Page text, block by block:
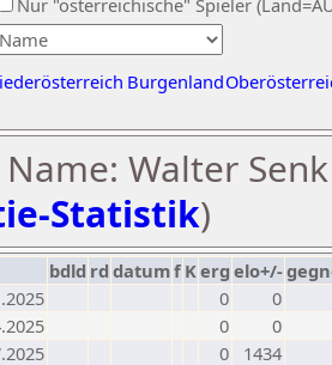
Nur "österreichische" Spieler
Burgenland
Walter
Statistik)
bdld rd datumf Kerg elo+/-
0
0
0
0
0
1434